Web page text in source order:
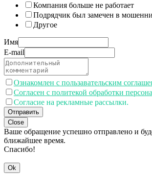
Компания больше не работает
Подрядчик был замечен в
Другое
Имя
E-mail
Ознакомлен с пользавательским
Согласен с политекой обработки
Согласие на рекламные рассылки.
Отправить
Close
Ваше обращение успешно отправлено и
ближайшее время.
Спасибо!
Ok